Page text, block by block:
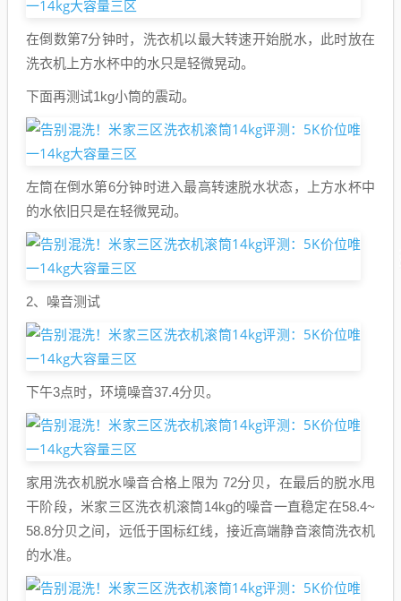
在倒数第7分钟时，洗衣机以最大转速开始脱水，此时放在
洗衣机上方水杯中的水只是轻微晃动。
下面再测试1kg小筒的震动。
左筒在倒水第6分钟时进入最高转速脱水状态，上方水杯中
的水依旧只是在轻微晃动。
2、噪音测试
下午3点时，环境噪音37.4分贝。
家用洗衣机脱水噪音合格上限为 72分贝，在最后的脱水甩
干阶段，米家三区洗衣机滚筒14kg的噪音一直稳定在58.4~
58.8分贝之间，远低于国标红线，接近高端静音滚筒洗衣机
的水准。